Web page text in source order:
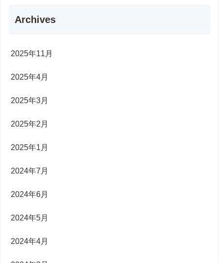
Archives
2025年11月
2025年4月
2025年3月
2025年2月
2025年1月
2024年7月
2024年6月
2024年5月
2024年4月